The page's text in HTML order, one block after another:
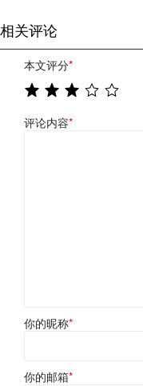
相关评论
本文评分*
评论内容*
你的昵称*
你的邮箱*